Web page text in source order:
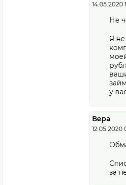
14.05.2020
Не
Я
у
Вера
12.05.2020
за